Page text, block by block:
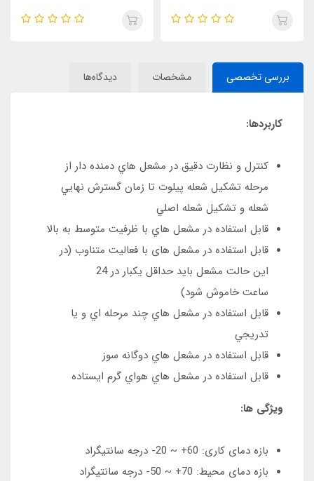
بررسی تخصصی مشخصات دیدگاه‌ها
کاربردها:
كنترل و نظارت دقيق در مشعل هاي دمنده دار از
مرحله تشكيل شعله پيلوت تا زمان گسترش نهايي
شعله و تشكيل شعله اصلي
قابل استفاده در مشعل هاي با ظرفيت متوسط به بالا
قابل استفاده در مشعل های با فعاليت متناوب (در
اين حالت مشعل باید حداقل يكبار در 24
ساعت خاموش شود)
قابل استفاده در مشعل هاي چند مرحله اي و يا
تدريجي
قابل استفاده در مشعل هاي دوگانه سوز
قابل استفاده در مشعل هاي هواي گرم ايستاده
ویژگی ها:
بازه دمای کاری: 60+ ~ 20- درجه سانتیگراد
بازه دمای محیط: 70+ ~ 50- درجه سانتیگراد